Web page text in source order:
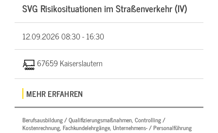
SVG Risikosituationen im Straßenverkehr (IV)
12.09.202608:30 - 16:30
67659 Kaiserslautern
MEHR ERFAHREN
Berufsausbildung / Qualifizierungsmaßnahmen, Controlling /
Kostenrechnung, Fachkundelehrgänge, Unternehmens- / Personalführung